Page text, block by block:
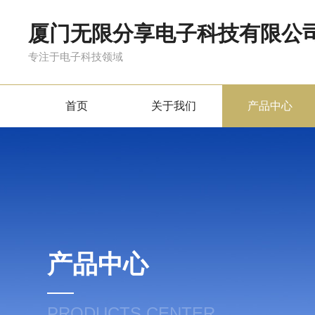
厦门无限分享电子科技有限公
专注于电子科技领域
首页 关于我们 产品中心
产品中心